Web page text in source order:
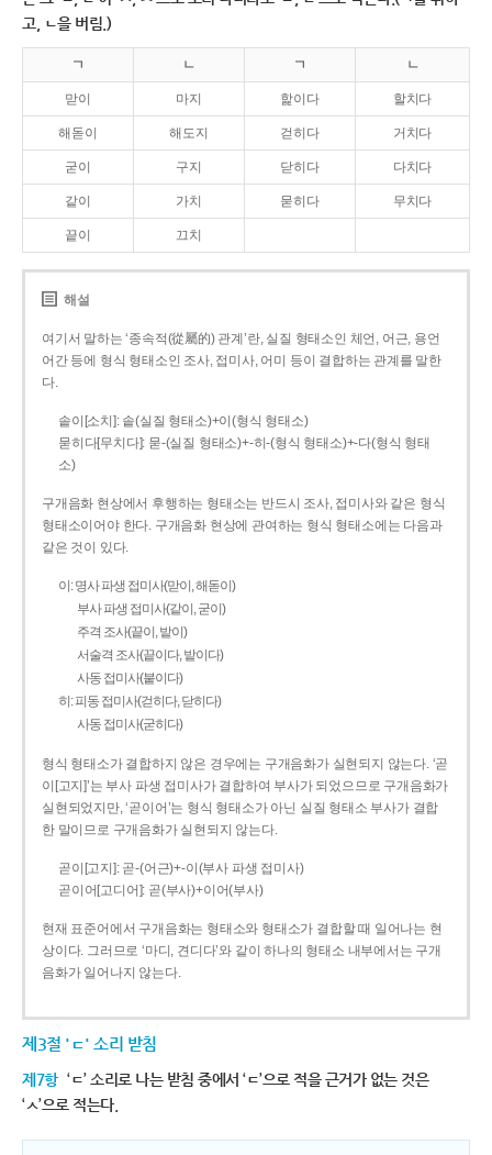
고, ㄴ을 버림.)
ㄱ ㄴ ㄱ ㄴ
맏이 마지 핥이다 할치다
해돋이 해도지 걷히다 거치다
굳이 구지 닫히다 다치다
같이 가치 묻히다 무치다
끝이 끄치
해설
여기서 말하는 ‘종속적(從屬的) 관계’란, 실질 형태소인 체언, 어근, 용언
어간 등에 형식 형태소인 조사, 접미사, 어미 등이 결합하는 관계를 말한
다.
솥이[소치]: 솥(실질 형태소)+이(형식 형태소)
묻히다[무치다]: 묻­-(실질 형태소)+­-히­-(형식 형태소)+-다(형식 형태
소)
구개음화 현상에서 후행하는 형태소는 반드시 조사, 접미사와 같은 형식
형태소이어야 한다. 구개음화 현상에 관여하는 형식 형태소에는 다음과
같은 것이 있다.
이: 명사 파생 접미사(맏이, 해돋이)
부사 파생 접미사(같이, 굳이)
주격 조사(끝이, 밭이)
서술격 조사(끝이다, 밭이다)
사동 접미사(붙이다)
히: 피동 접미사(걷히다, 닫히다)
사동 접미사(굳히다)
형식 형태소가 결합하지 않은 경우에는 구개음화가 실현되지 않는다. ‘곧
이[고지]’는 부사 파생 접미사가 결합하여 부사가 되었으므로 구개음화가
실현되었지만, ‘곧이어’는 형식 형태소가 아닌 실질 형태소 부사가 결합
한 말이므로 구개음화가 실현되지 않는다.
곧이[고지]: 곧-­(어근)+­-이(부사 파생 접미사)
곧이어[고디어]: 곧(부사)+이어(부사)
현재 표준어에서 구개음화는 형태소와 형태소가 결합할 때 일어나는 현
상이다. 그러므로 ‘마디, 견디다’와 같이 하나의 형태소 내부에서는 구개
음화가 일어나지 않는다.
제3절 'ㄷ' 소리 받침
제7항 ‘ㄷ’ 소리로 나는 받침 중에서 ‘ㄷ’으로 적을 근거가 없는 것은
‘ㅅ’으로 적는다.